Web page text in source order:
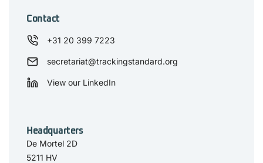
Contact
+31 20 399 7223
secretariat@trackingstandard.org
View our LinkedIn
Headquarters
De Mortel 2D
5211 HV